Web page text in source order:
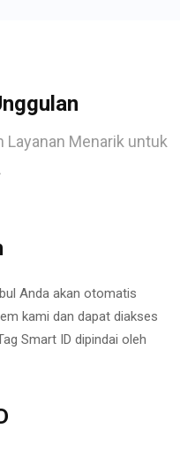
Layanan Menarik untuk
Anda akan otomatis
kami dan dapat diakses
Smart ID dipindai oleh